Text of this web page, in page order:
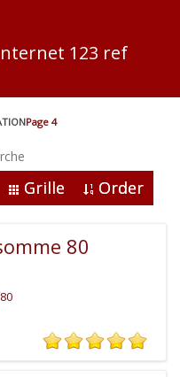
123 ref
Page 4
Grille Order
80